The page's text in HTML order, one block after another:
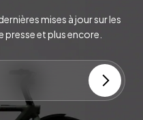
mises à jour sur les
et plus encore.